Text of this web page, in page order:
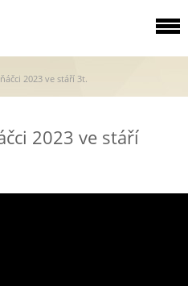
2023 ve stáří 3t.
2023 ve stáří